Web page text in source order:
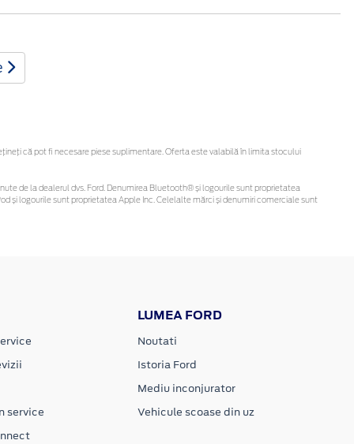
că pot fi necesare piese suplimentare. Oferta este valabilă în limita stocului
de la dealerul dvs. Ford. Denumirea Bluetooth® și logourile sunt proprietatea
și logourile sunt proprietatea Apple Inc. Celelalte mărci și denumiri comerciale sunt
service
LUMEA FORD
Noutati
Istoria Ford
Mediu inconjurator
Vehicule scoase din uz